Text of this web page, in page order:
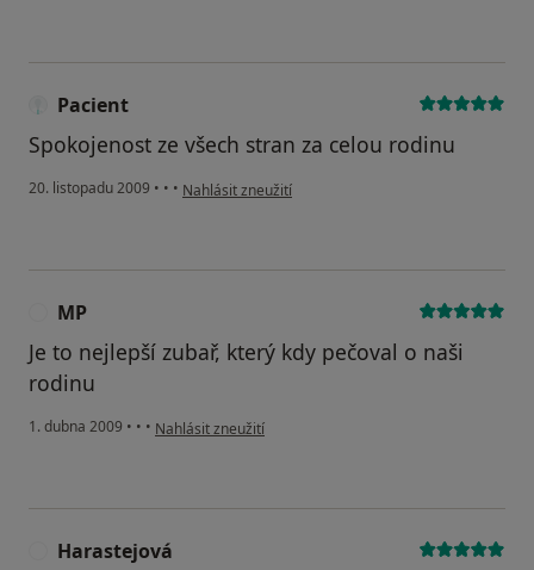
Pacient
Spokojenost ze všech stran za celou rodinu
20. listopadu 2009 • • • podle názoru uživatele Pacient
Nahlásit zneužití
MP
Je to nejlepší zubař, který kdy pečoval o naši
rodinu
1. dubna 2009 • • • podle názoru uživatele MP
Nahlásit zneužití
Harastejová